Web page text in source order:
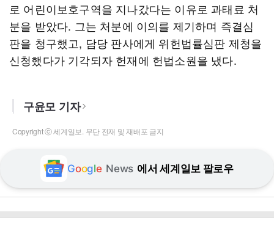
로 어린이보호구역을 지나갔다는 이유로 과태료 처
분을 받았다. 그는 처분에 이의를 제기하며 즉결심
판을 청구했고, 담당 판사에게 위헌법률심판 제청을
신청했다가 기각되자 헌재에 헌법소원을 냈다.
구윤모 기자
Copyright ⓒ 세계일보. 무단 전재 및 재배포 금지
Google News 에서 세계일보 팔로우